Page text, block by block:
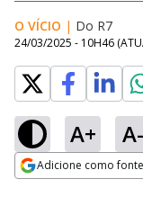
O VÍCIO | Do R7
24/03/2025 - 10H46
A+ A-
Adicione como